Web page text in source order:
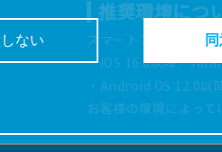
推奨環境につ
スマートフォン、タ
・iOS 16.0以降／
・Android OS 12.0
お客様の環境によっ
いたします。
が購入された商品に同梱
扱説明書の内容は予告なく
努めておりますが、取扱説
サービスをご利用いただけ
ない